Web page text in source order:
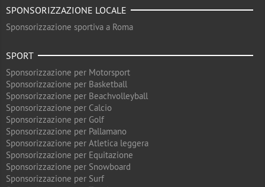
SPONSORIZZAZIONE LOCALE
Sponsorizzazione sportiva a Roma
SPORT
Sponsorizzazione per Motorsport
Sponsorizzazione per Basketball
Sponsorizzazione per Beachvolleyball
Sponsorizzazione per Calcio
Sponsorizzazione per Golf
Sponsorizzazione per Pallamano
Sponsorizzazione per Atletica leggera
Sponsorizzazione per Equitazione
Sponsorizzazione per Snowboard
Sponsorizzazione per Surf